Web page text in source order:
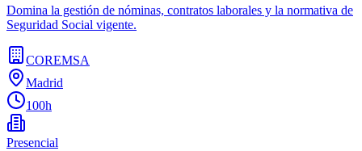
Domina la gestión de nóminas, contratos laborales y la normativa de
Seguridad Social vigente.
COREMSA
Madrid
100h
Presencial